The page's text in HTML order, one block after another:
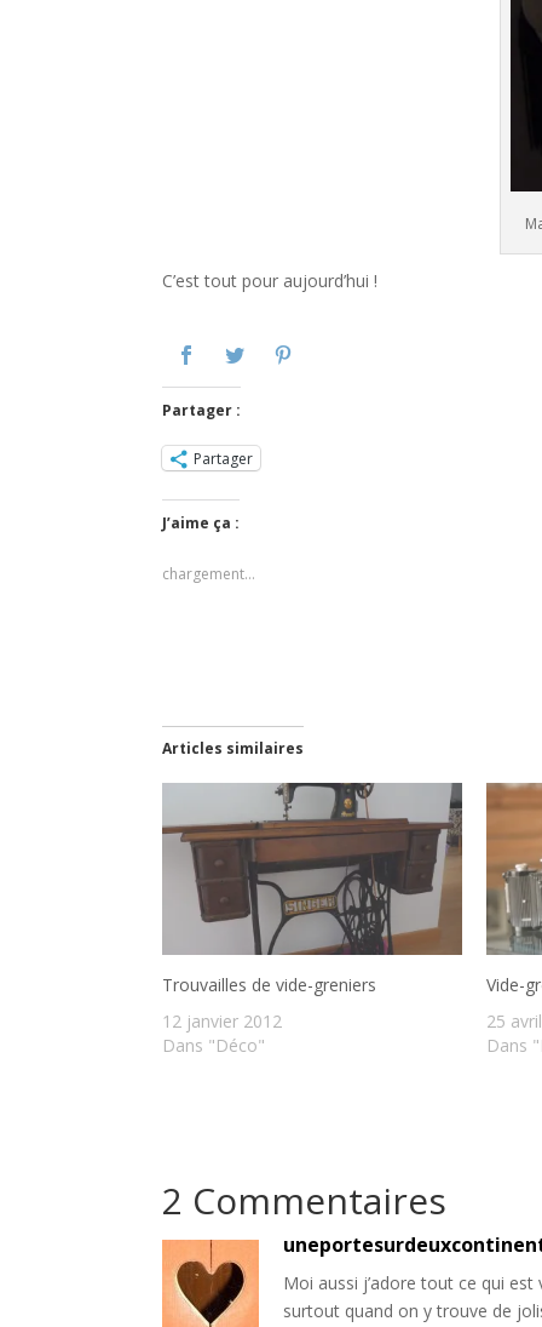
C’est tout pour aujourd’hui !
Partager :
Partager
J’aime ça :
chargement…
Articles similaires
Trouvailles de vide-greniers
12 janvier 2012
Dans "Déco"
Vide-
25
Dans
2 Commentaires
Moi aussi j’adore tout ce qui
surtout quand on y trouve de